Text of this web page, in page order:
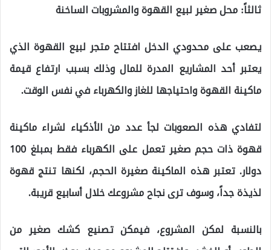
ثالثاً: محل صغير لبيع القهوة والمشروبات الساخنة
يصعب على محدودي الدخل افتتاح متجر لبيع القهوة الذي
يعتبر أحد المشاريع المدرة للمال وذلك بسبب ارتفاع قيمة
ماكينة القهوة واحتياجها للغاز والكهرباء في نفس الوقت.
لتفادي هذه الصعوبات لجأ عدد من الأذكياء لشراء ماكينة
قهوة ذات حجم صغير تعمل على الكهرباء فقط بمبلغ 100
دولار. تعتبر هذه الماكينة صغيرة الحجم، لكنها تنتج قهوة
لذيذة جداً، وسوف ترى نجاح مشروعك خلال أسابيع قريبة.
بالنسبة لمكن المشروع، فيمكن تصنيع كشك صغير من